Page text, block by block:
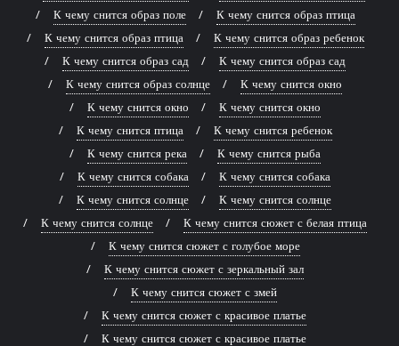
К чему снится образ поле
К чему снится образ птица
К чему снится образ птица
К чему снится образ ребенок
К чему снится образ сад
К чему снится образ сад
К чему снится образ солнце
К чему снится окно
К чему снится окно
К чему снится окно
К чему снится птица
К чему снится ребенок
К чему снится река
К чему снится рыба
К чему снится собака
К чему снится собака
К чему снится солнце
К чему снится солнце
К чему снится солнце
К чему снится сюжет с белая птица
К чему снится сюжет с голубое море
К чему снится сюжет с зеркальный зал
К чему снится сюжет с змей
К чему снится сюжет с красивое платье
К чему снится сюжет с красивое платье